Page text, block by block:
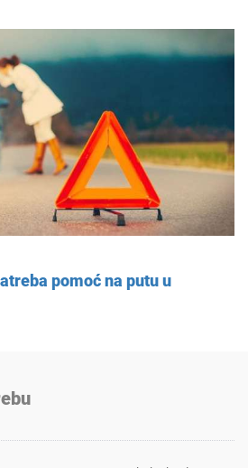
pomoć na putu u